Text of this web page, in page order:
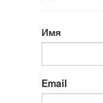
Имя
Email